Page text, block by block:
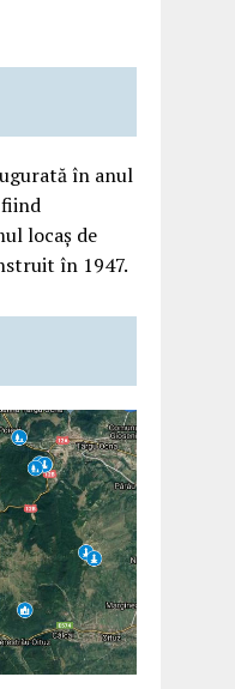
în anul
locaș de
în 1947.